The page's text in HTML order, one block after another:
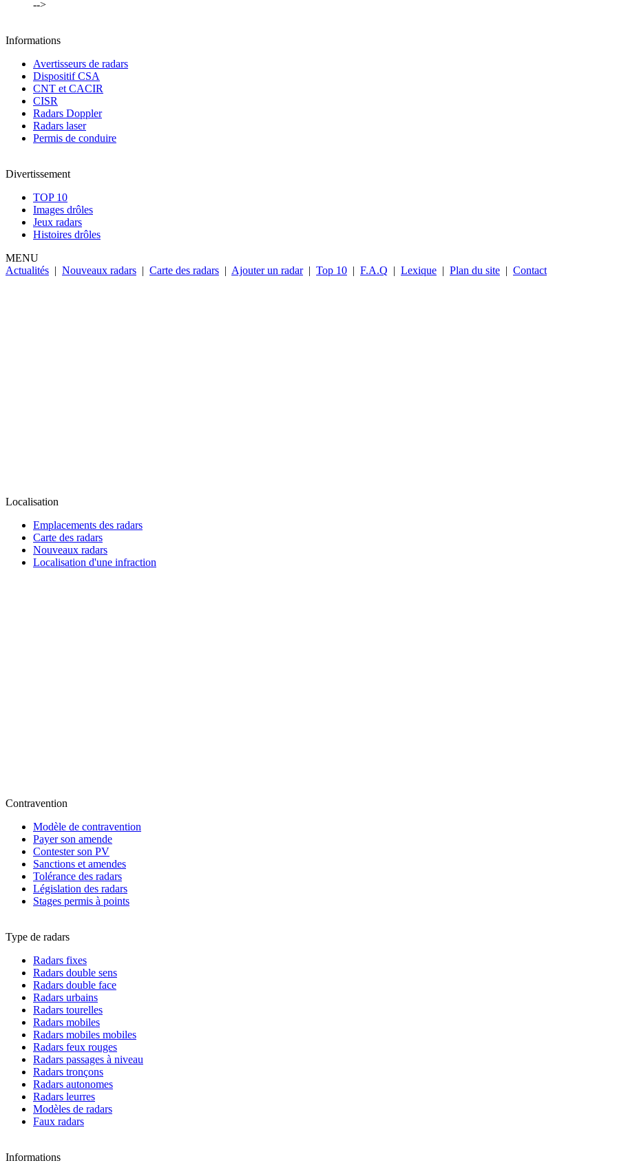
-->
Informations
Avertisseurs de radars
Dispositif CSA
CNT et CACIR
CISR
Radars Doppler
Radars laser
Permis de conduire
Divertissement
TOP 10
Images drôles
Jeux radars
Histoires drôles
MENU
Actualités | Nouveaux radars | Carte des radars | Ajouter un radar | Top 10 | F.A.Q | Lexique | Plan du site | Contact
Localisation
Emplacements des radars
Carte des radars
Nouveaux radars
Localisation d'une infraction
Contravention
Modèle de contravention
Payer son amende
Contester son PV
Sanctions et amendes
Tolérance des radars
Législation des radars
Stages permis à points
Type de radars
Radars fixes
Radars double sens
Radars double face
Radars urbains
Radars tourelles
Radars mobiles
Radars mobiles mobiles
Radars feux rouges
Radars passages à niveau
Radars tronçons
Radars autonomes
Radars leurres
Modèles de radars
Faux radars
Informations